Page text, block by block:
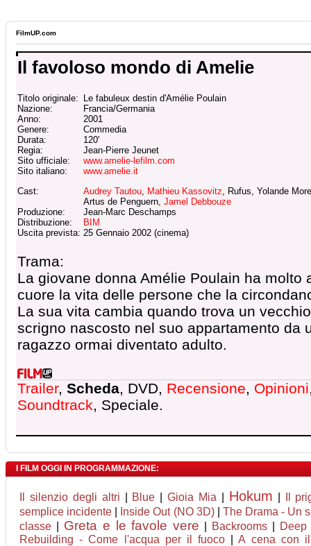
FilmUP.com
Il favoloso mondo di Amelie
Titolo originale:
Le fabuleux destin d'Amélie Poulain
Nazione:
Francia/Germania
Anno:
2001
Genere:
Commedia
Durata:
120'
Regia:
Jean-Pierre Jeunet
Sito ufficiale:
www.amelie-lefilm.com
Sito italiano:
www.amelie.it
Cast:
Audrey Tautou, Mathieu Kassovitz, Rufus, Yolande
Artus de Penguern, Jamel Debbouze
Produzione:
Jean-Marc Deschamps
Distribuzione:
BIM
Uscita prevista: 25 Gennaio 2002 (cinema)
Trama:
La giovane donna Amélie Poulain ha molto
cuore la vita delle persone che la
La sua vita cambia quando trova un vecchio
scrigno nascosto nel suo appartamento da
ragazzo ormai diventato adulto.
Trailer, Scheda, DVD, Recensione, Opinioni
Soundtrack, Speciale.
I FILM OGGI IN PROGRAMMAZIONE:
Il silenzio degli altri Blue |Gioia Mia Hokum
Il
semplice incidente
Inside Out (NO 3D)| The Drama - Un
classe
Greta e le favole vere Backrooms
Rebuilding - Come l'acqua per il fuoco |A cena con il